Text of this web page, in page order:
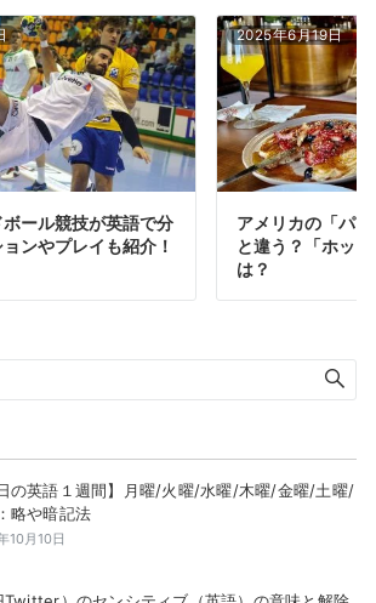
ボール競技が英語で分
ンやプレイも紹介！
2025年6月19日
アメリカの「パ
と違う？「ホッ
は？
日の英語１週間】月曜/火曜/水曜/木曜/金曜/土曜/
略や暗記法
10月10日